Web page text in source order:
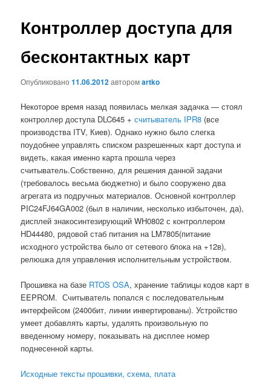
Контроллер доступа для
бесконтактных карт
Опубликовано11.06.2012авторомartko
Некоторое время назад появилась мелкая задачка — стоял
контроллер доступа DLC645 +считыватель IPR8 (все
производства ITV, Киев). Однако нужно было слегка
поудобнее управлять списком разрешенных карт доступа и
видеть, какая именно карта прошла через
считыватель.Собственно, для решения данной задачи
(требовалось весьма бюджетно) и было сооружено два
агрегата из подручных материалов. Основной контроллер
PIC24FJ64GA002 (был в наличии, несколько избыточен, да),
дисплей знакосинтезирующий WH0802 с контроллером
HD44480, рядовой стаб питания на LM7805(питание
исходного устройства было от сетевого блока на +12в),
релюшка для управления исполнительным устройством.
Прошивка на базе RTOS OSA, хранение таблицы кодов карт в
EEPROM. Считыватель попался с последовательным
интерфейсом (2400бит, линии инвертированы). Устройство
умеет добавлять карты, удалять произвольную по
введенному номеру, показывать на дисплее номер
поднесенной карты.
Исходные тексты прошивки, схема, плата